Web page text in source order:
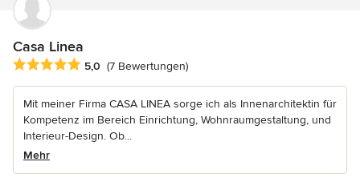
Casa Linea
Durchschnittliche Bewertung: 5 von 5 Sternen
5,0 (7 Bewertungen)
Mit meiner Firma CASA LINEA sorge ich als Innenarchitektin für
Kompetenz im Bereich Einrichtung, Wohnraumgestaltung, und
Interieur-Design. Ob...
Mehr